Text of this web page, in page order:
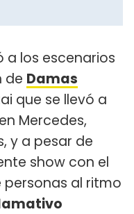
a los escenarios
de Damas
que se llevó a
Mercedes,
y a pesar de
show con el
personas al ritmo